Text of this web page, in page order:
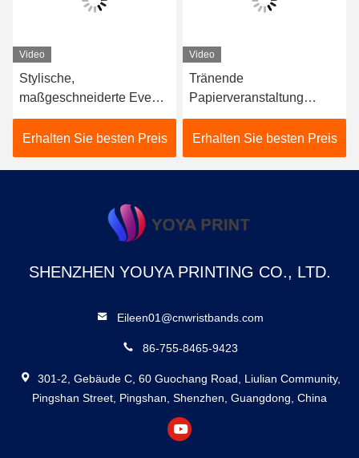
Video
Stylische,
maßgeschneiderte Event-
Armbänder, wasserdichte
DuPont Tyvek-Armbänder
Erhalten Sie besten Preis
Video
Tränende
Papierveranstaltung
Armbänder Tyvek Dupont
Einstellgröße
Erhalten Sie besten Preis
SHENZHEN YOUYA PRINTING CO., LTD.
Eileen01@cnwristbands.com
86-755-8465-9423
301-2, Gebäude C, 60 Guochang Road, Liulian Community,
Pingshan Street, Pingshan, Shenzhen, Guangdong, China